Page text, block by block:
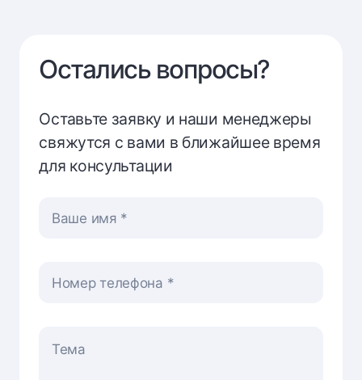
Остались вопросы?
Оставьте заявку и наши менеджеры
свяжутся с вами в ближайшее время
для консультации
Ваше имя
Номер телефона